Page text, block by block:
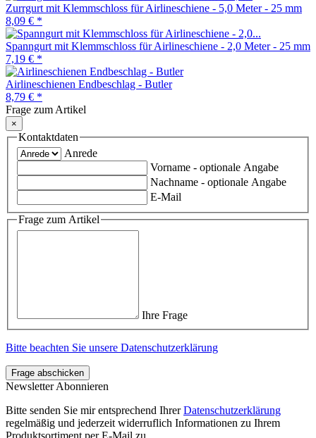
Zurrgurt mit Klemmschloss für Airlineschiene - 5,0 Meter - 25 mm
8,09 € *
Spanngurt mit Klemmschloss für Airlineschiene - 2,0 Meter - 25 mm
7,19 € *
Airlineschienen Endbeschlag - Butler
8,79 € *
Frage zum Artikel
×
Kontaktdaten
Anrede
Vorname - optionale Angabe
Nachname - optionale Angabe
E-Mail
Frage zum Artikel
Ihre Frage
Bitte beachten Sie unsere Datenschutzerklärung
Frage abschicken
Newsletter Abonnieren
Bitte senden Sie mir entsprechend IhrerDatenschutzerklärung
regelmäßig und jederzeit widerruflich Informationen zu Ihrem
Produktsortiment per E-Mail zu.